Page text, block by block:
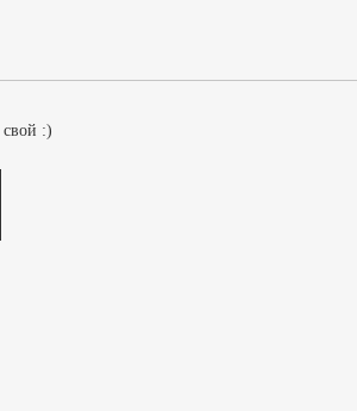
свой :)